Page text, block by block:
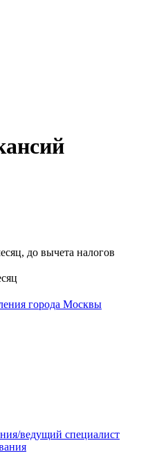
до вычета налогов
города Москвы
ведущий специалист